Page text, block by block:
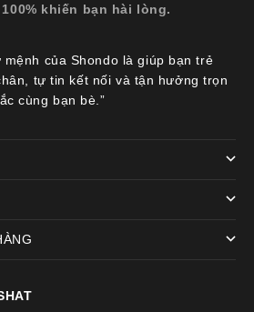
100% khiến bạn hài lòng.
mệnh của Shondo là giúp bạn trẻ
tự tin kết nối và tận hưởng trọn
cùng bạn bè.”